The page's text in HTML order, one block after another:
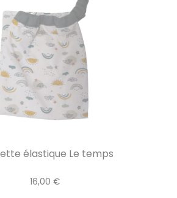
élastique Le temps
16,00 €